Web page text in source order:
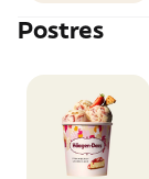
Postres